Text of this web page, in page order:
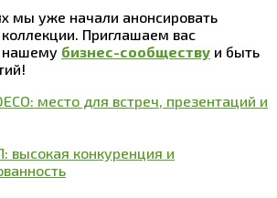
мы уже начали анонсировать
Приглашаем вас
нашему бизнес-сообществу и быть
место для встреч, презентаций и
высокая конкуренция и